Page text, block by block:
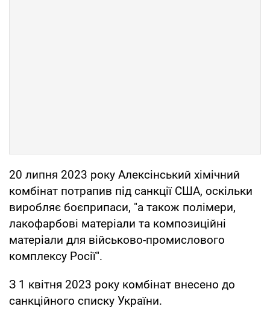
20 липня 2023 року Алексінський хімічний
комбінат потрапив під санкції США, оскільки
виробляє боєприпаси, "а також полімери,
лакофарбові матеріали та композиційні
матеріали для військово-промислового
комплексу Росії".
З 1 квітня 2023 року комбінат внесено до
санкційного списку України.